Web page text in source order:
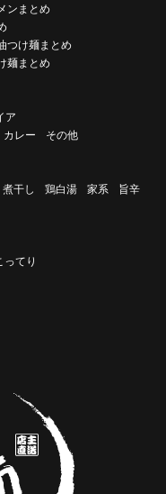
ンまとめ
つけ麺まとめ
麺まとめ
ア
カレー その他
煮干し 鶏白湯 家系
旨辛
ってり